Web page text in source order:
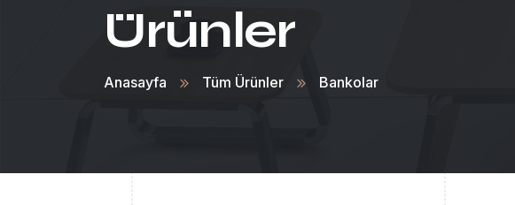
Ürünler
Anasayfa Tüm Ürünler Bankolar